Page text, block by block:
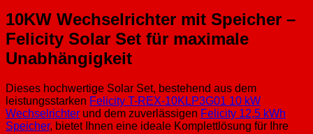
10KW Wechselrichter mit Speicher –
Felicity Solar Set für maximale
Unabhängigkeit
Dieses hochwertige Solar Set, bestehend aus dem
leistungsstarken Felicity T-REX-10KLP3G01 10 kW
Wechselrichter und dem zuverlässigen Felicity 12,5 kWh
Speicher, bietet Ihnen eine ideale Komplettlösung für Ihre